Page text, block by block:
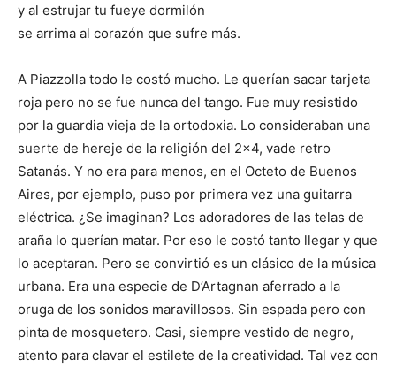
y al estrujar tu fueye dormilón
se arrima al corazón que sufre más.
A Piazzolla todo le costó mucho. Le querían sacar tarjeta
roja pero no se fue nunca del tango. Fue muy resistido
por la guardia vieja de la ortodoxia. Lo consideraban una
suerte de hereje de la religión del 2×4, vade retro
Satanás. Y no era para menos, en el Octeto de Buenos
Aires, por ejemplo, puso por primera vez una guitarra
eléctrica. ¿Se imaginan? Los adoradores de las telas de
araña lo querían matar. Por eso le costó tanto llegar y que
lo aceptaran. Pero se convirtió es un clásico de la música
urbana. Era una especie de D’Artagnan aferrado a la
oruga de los sonidos maravillosos. Sin espada pero con
pinta de mosquetero. Casi, siempre vestido de negro,
atento para clavar el estilete de la creatividad. Tal vez con